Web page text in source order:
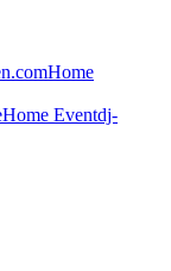
Home
Home Eventdj-